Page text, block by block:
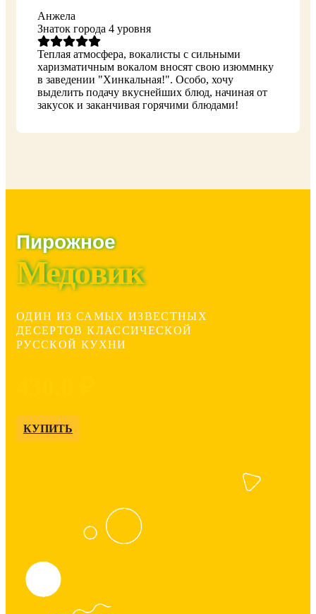
Анжела
Знаток города 4 уровня
Теплая атмосфера, вокалисты с сильными
харизматичным вокалом вносят свою изюммнку
в заведении "Хинкальная!". Особо, хочу
выделить подачу вкуснейших блюд, начиная от
закусок и заканчивая горячими блюдами!
Пирожное
Медовик
ОДИН ИЗ САМЫХ ИЗВЕСТНЫХ
ДЕСЕРТОВ КЛАССИЧЕСКОЙ
РУССКОЙ КУХНИ
КУПИТЬ